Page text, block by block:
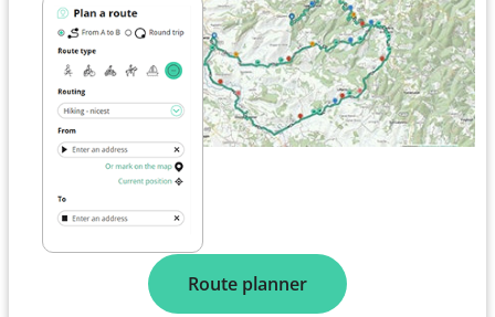
Route planner